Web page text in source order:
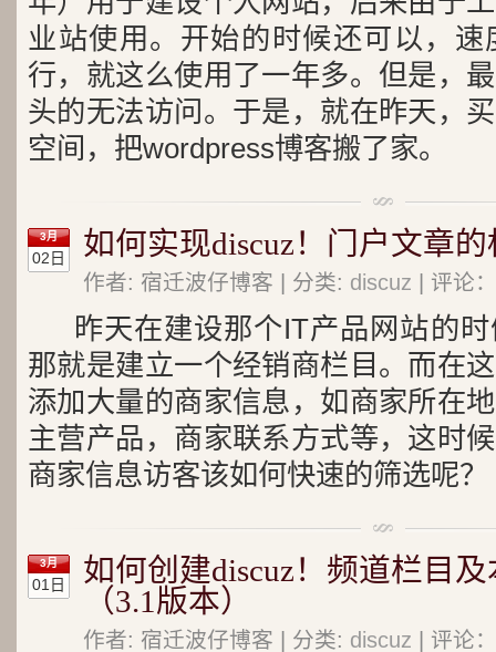
业站使用。开始的时候还可以，
行，就这么使用了一年多。但是，
头的无法访问。于是，就在昨天，
空间，把wordpress博客搬了家。
3月
02日 如何实现discuz！门户文章
作者: 宿迁波仔博客 | 分类: discuz | 评论
昨天在建设那个IT产品网站的
那就是建立一个经销商栏目。而在
添加大量的商家信息，如商家所在
主营产品，商家联系方式等，这时
商家信息访客该如何快速的筛选呢？
3月
01日
如何创建discuz！频道栏目
（3.1版本）
作者: 宿迁波仔博客 | 分类: discuz | 评论